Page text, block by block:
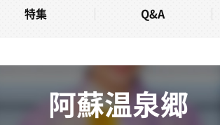
特集 Q&A
阿蘇温泉郷